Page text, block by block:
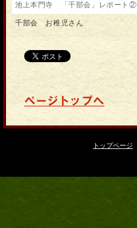
池上本門寺 「千部会」レポート②
千部会 お稚児さん
トップページ